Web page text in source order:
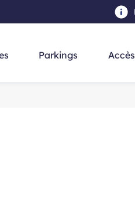
la navigation - Aller à la
Parkings